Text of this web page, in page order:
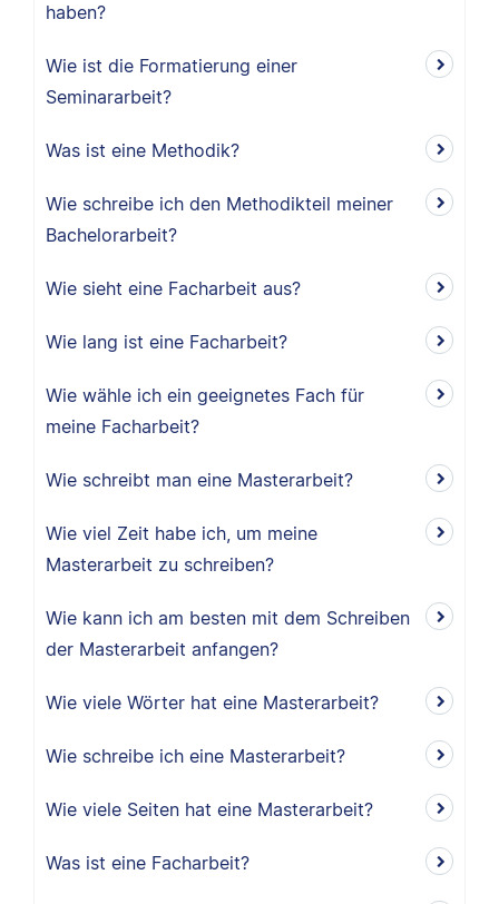
haben?
Wie ist die Formatierung einer
Seminararbeit?
Was ist eine Methodik?
Wie schreibe ich den Methodikteil meiner
Bachelorarbeit?
Wie sieht eine Facharbeit aus?
Wie lang ist eine Facharbeit?
Wie wähle ich ein geeignetes Fach für
meine Facharbeit?
Wie schreibt man eine Masterarbeit?
Wie viel Zeit habe ich, um meine
Masterarbeit zu schreiben?
Wie kann ich am besten mit dem Schreiben
der Masterarbeit anfangen?
Wie viele Wörter hat eine Masterarbeit?
Wie schreibe ich eine Masterarbeit?
Wie viele Seiten hat eine Masterarbeit?
Was ist eine Facharbeit?